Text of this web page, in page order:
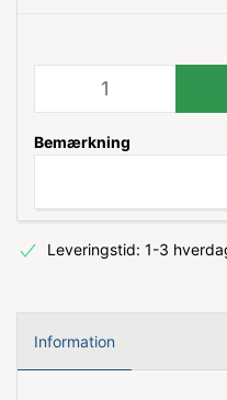
Bemærkning
Leveringstid: 1-3
Information